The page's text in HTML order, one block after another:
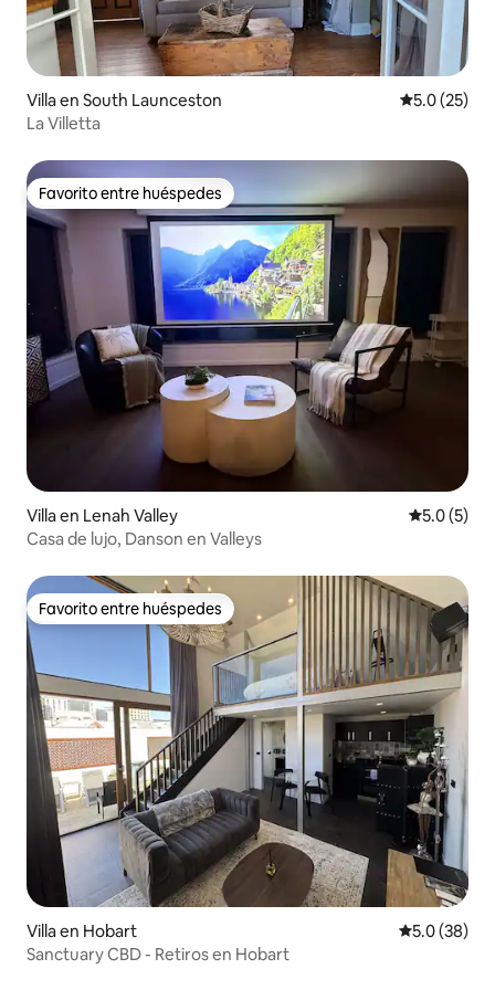
Villa en South Launceston Calificación
5.0 (25)
La Villetta
Favorito entre huéspedes
Favorito entre huéspedes
Villa en Lenah Valley
5.0 (5)
Casa de lujo, Danson en Valleys
Favorito entre huéspedes
Favorito entre huéspedes
Villa en Hobart Calificación
5.0 (38)
Sanctuary CBD - Retiros en Hobart